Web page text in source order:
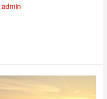
admin